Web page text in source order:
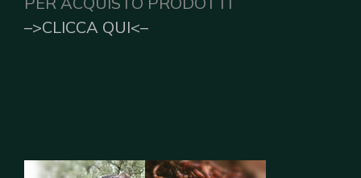
–>CLICCA QUI<–